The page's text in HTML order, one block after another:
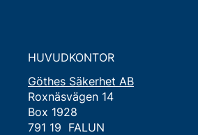
HUVUDKONTOR
Göthes Säkerhet AB
Roxnäsvägen 14
Box 1928
791 19 FALUN